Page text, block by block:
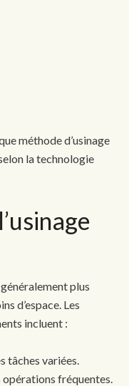
méthode d’usinage
la technologie
plus
d’espace. Les
incluent :
tâches variées.
fréquentes.